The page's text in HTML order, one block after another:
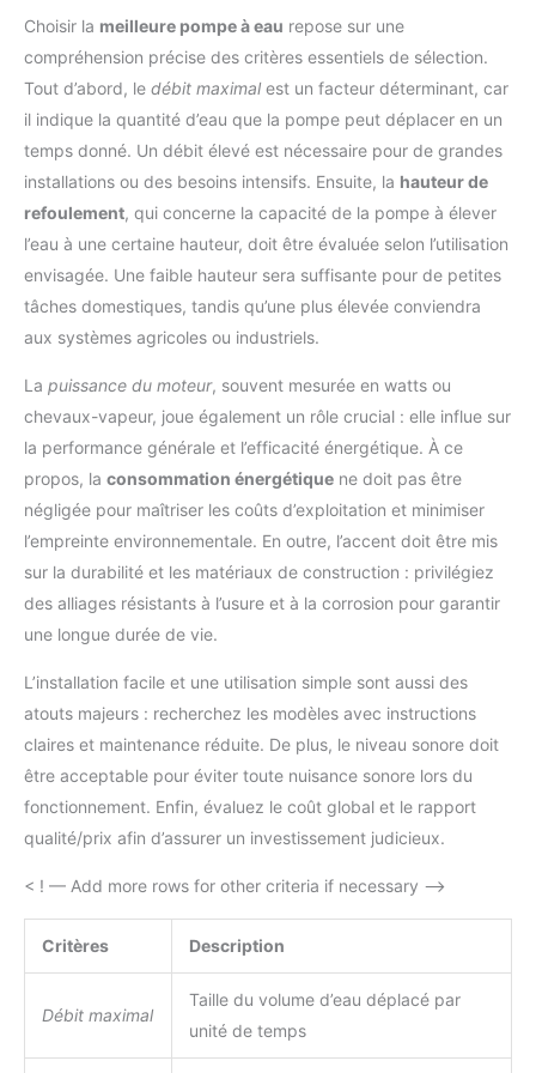
poignée de transport très pratique située sur le dessus du
d’alimentation de la pompe a une longueur de 10 m.
Choisir la meilleure pompe à eau repose sur une
compréhension précise des critères essentiels de sélection.
Tout d’abord, le débit maximal est un facteur déterminant, car
il indique la quantité d’eau que la pompe peut déplacer en un
temps donné. Un débit élevé est nécessaire pour de grandes
installations ou des besoins intensifs. Ensuite, la hauteur de
refoulement, qui concerne la capacité de la pompe à élever
l’eau à une certaine hauteur, doit être évaluée selon l’utilisation
envisagée. Une faible hauteur sera suffisante pour de petites
tâches domestiques, tandis qu’une plus élevée conviendra
aux systèmes agricoles ou industriels.
La puissance du moteur, souvent mesurée en watts ou
chevaux-vapeur, joue également un rôle crucial : elle influe sur
la performance générale et l’efficacité énergétique. À ce
propos, la consommation énergétique ne doit pas être
négligée pour maîtriser les coûts d’exploitation et minimiser
l’empreinte environnementale. En outre, l’accent doit être mis
sur la durabilité et les matériaux de construction : privilégiez
des alliages résistants à l’usure et à la corrosion pour garantir
une longue durée de vie.
L’installation facile et une utilisation simple sont aussi des
atouts majeurs : recherchez les modèles avec instructions
claires et maintenance réduite. De plus, le niveau sonore doit
être acceptable pour éviter toute nuisance sonore lors du
fonctionnement. Enfin, évaluez le coût global et le rapport
qualité/prix afin d’assurer un investissement judicieux.
< ! — Add more rows for other criteria if necessary –>
Critères Description
Débit maximal
Taille du volume d’eau déplacé par
unité de temps